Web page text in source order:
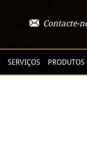
Contacte-
SERVIÇOS PRODUTOS